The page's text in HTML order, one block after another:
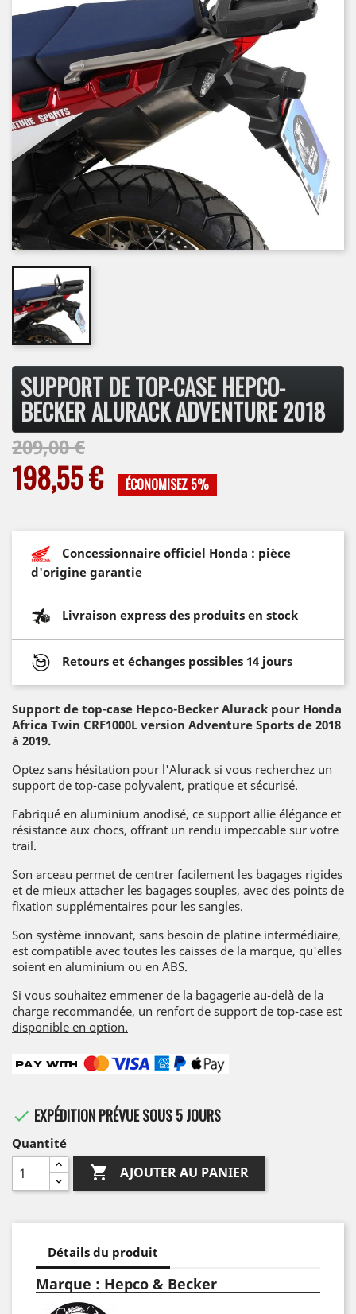
SUPPORT DE TOP-CASE HEPCO-
BECKER ALURACK ADVENTURE 2018
209,00 €
198,55 € ÉCONOMISEZ 5%
Concessionnaire officiel Honda : pièce
d'origine garantie
Livraison express des produits en stock
Retours et échanges possibles 14 jours
Support de top-case Hepco-Becker Alurack pour Honda
Africa Twin CRF1000L version Adventure Sports de 2018
à 2019.
Optez sans hésitation pour l'Alurack si vous recherchez un
support de top-case polyvalent, pratique et sécurisé.
Fabriqué en aluminium anodisé, ce support allie élégance et
résistance aux chocs, offrant un rendu impeccable sur votre
trail.
Son arceau permet de centrer facilement les bagages rigides
et de mieux attacher les bagages souples, avec des points de
fixation supplémentaires pour les sangles.
Son système innovant, sans besoin de platine intermédiaire,
est compatible avec toutes les caisses de la marque, qu'elles
soient en aluminium ou en ABS.
Si vous souhaitez emmener de la bagagerie au-delà de la
charge recommandée, un renfort de support de top-case est
disponible en option.
 EXPÉDITION PRÉVUE SOUS 5 JOURS
Quantité
 AJOUTER AU PANIER
Détails du produit
Marque : Hepco & Becker